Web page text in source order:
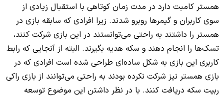
همستر کامبت دارد در مدت زمان کوتاهی با استقبال زیادی از
سوی کاربران و گیمرها روبرو شدند. زیرا افرادی که سابقه بازی در
همستر را داشتند به راحتی می‌توانستند در این بازی شرکت کنند،
تسک‌ها را انجام دهند و سکه هدیه بگیرند. البته از آنجایی که رابط
کاربری این بازی به شکل ساده‌ای طراحی شده است افرادی که در
بازی همستر نیز شرکت نکرده بودند به راحتی می‌توانند از بازی راکی
ربیت سکه دریافت کنند. با در نظر داشتن این موضوع توسعه